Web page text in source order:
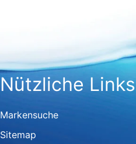
Nützliche Links
Markensuche
Sitemap